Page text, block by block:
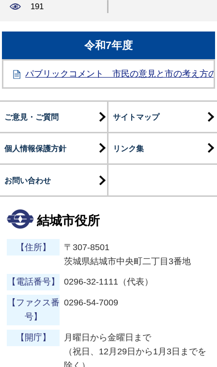
191
令和7年度
パブリックコメント 市民の意見と市の考え方
ご意見・ご質問 サイトマップ
個人情報保護方針 リンク集
お問い合わせ
結城市役所
【住所】
〒307-8501
茨城県結城市中央町二丁目3番地
【電話番号】 0296-32-1111（代表）
【ファクス番
号】
0296-54-7009
【開庁】
月曜日から金曜日まで
（祝日、12月29日から1月3日までを